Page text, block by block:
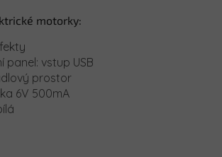
motorky:
panel: vstup USB
prostor
6V 500mA